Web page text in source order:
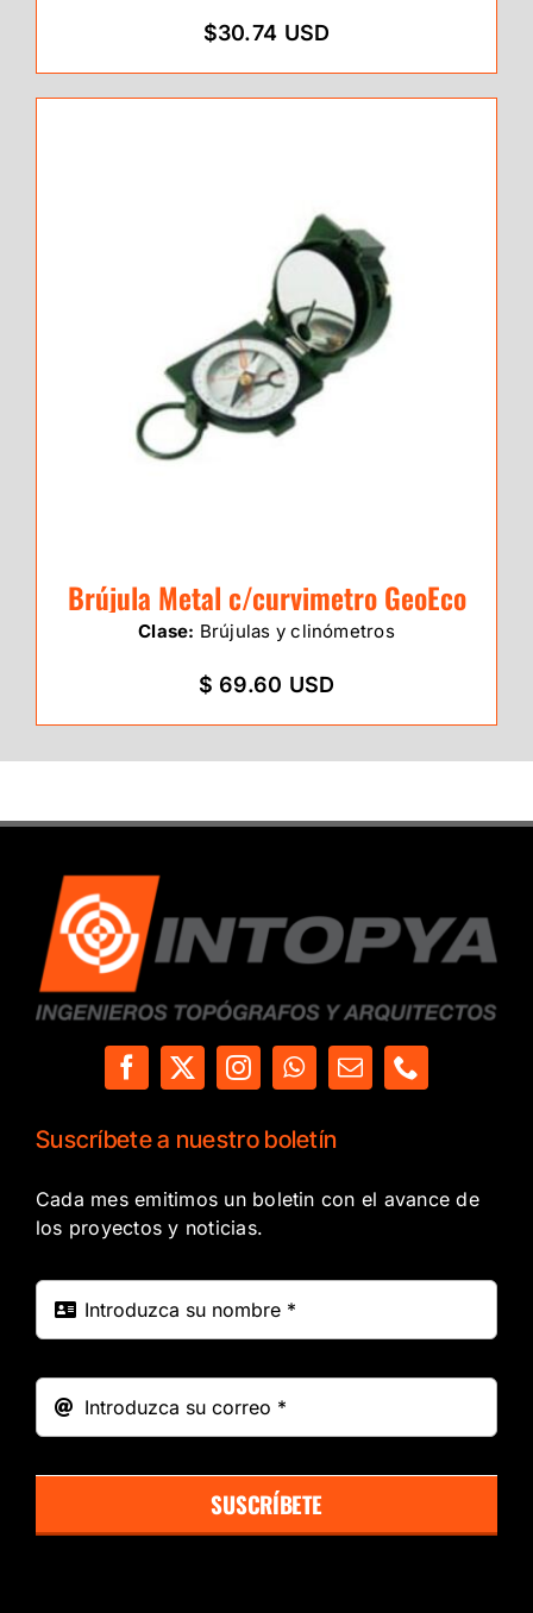
$30.74 USD
Brújula Metal c/curvimetro GeoEco
Clase: Brújulas y clinómetros
$ 69.60 USD
Suscríbete a nuestro boletín
Cada mes emitimos un boletin con el avance de
los proyectos y noticias.
SUSCRÍBETE